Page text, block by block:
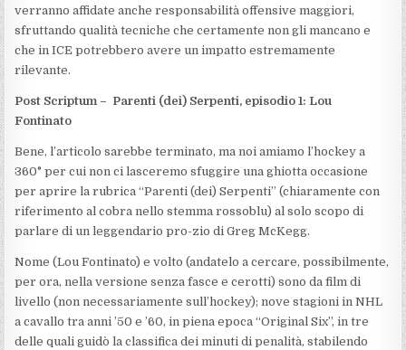
verranno affidate anche responsabilità offensive maggiori,
sfruttando qualità tecniche che certamente non gli mancano e
che in ICE potrebbero avere un impatto estremamente
rilevante.
Post Scriptum – Parenti (dei) Serpenti, episodio 1: Lou
Fontinato
Bene, l’articolo sarebbe terminato, ma noi amiamo l’hockey a
360° per cui non ci lasceremo sfuggire una ghiotta occasione
per aprire la rubrica “Parenti (dei) Serpenti” (chiaramente con
riferimento al cobra nello stemma rossoblu) al solo scopo di
parlare di un leggendario pro-zio di Greg McKegg.
Nome (Lou Fontinato) e volto (andatelo a cercare, possibilmente,
per ora, nella versione senza fasce e cerotti) sono da film di
livello (non necessariamente sull’hockey); nove stagioni in NHL
a cavallo tra anni ’50 e ’60, in piena epoca “Original Six”, in tre
delle quali guidò la classifica dei minuti di penalità, stabilendo